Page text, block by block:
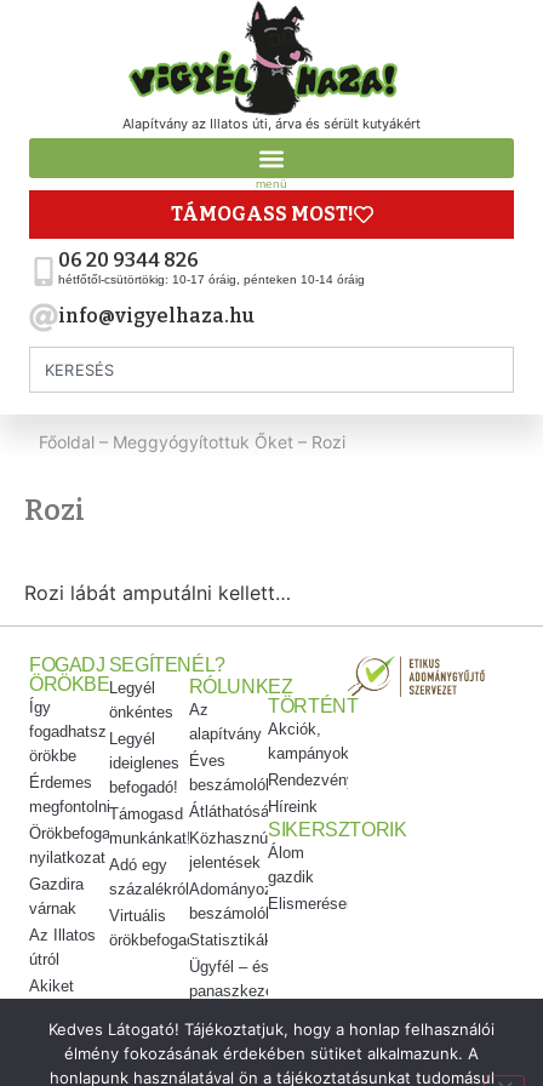
Alapítvány az Illatos úti, árva és sérült kutyákért
menü
TÁMOGASS MOST!
06 20 9344 826
hétfőtől-csütörtökig: 10-17 óráig, pénteken 10-14 óráig
info@vigyelhaza.hu
Főoldal – Meggyógyítottuk Őket – Rozi
Rozi
Rozi lábát amputálni kellett…
FOGADJ
ÖRÖKBE
Így
fogadhatsz
örökbe
Érdemes
megfontolni
Örökbefogadói
nyilatkozat
Gazdira
várnak
Az Illatos
útról
Akiket
adtunk
Meggyógyítottuk
SEGÍTENÉL?
Legyél
önkéntes
Legyél
ideiglenes
befogadó!
Támogasd
munkánkat!
Adó egy
százalékról
Virtuális
örökbefogadás
RÓLUNK
Az
alapítvány
Éves
beszámolók
Átláthatóság
Közhasznúsági
jelentések
Adományozási
beszámolók
Statisztikák
Ügyfél – és
panaszkezelés
kódex
EZ
TÖRTÉNT
Akciók,
kampányok
Rendezvényeink
Híreink
SIKERSZTORIK
Álom
gazdik
Elismeréseink
Kedves Látogató! Tájékoztatjuk, hogy a honlap felhasználói
élmény fokozásának érdekében sütiket alkalmazunk. A
honlapunk használatával ön a tájékoztatásunkat tudomásul